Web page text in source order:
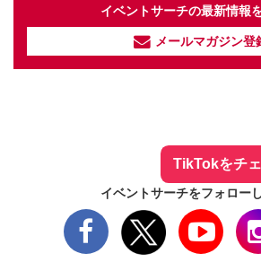
イベントサーチの最新情報
メールマガジン登
TikTokをチ
イベントサーチをフォロー